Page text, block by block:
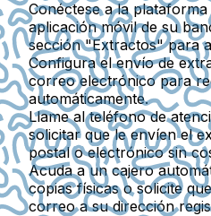
Conéctese a la
aplicación móvil de su
sección "Extractos" para
Configura el envío de
correo electrónico para
automáticamente.
Llame al teléfono de
solicitar que le envíen el
postal o electrónico sin
Acuda a un cajero
copias físicas o solicite
correo a su dirección